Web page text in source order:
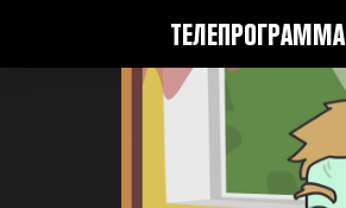
ТЕЛЕПРОГРАММА